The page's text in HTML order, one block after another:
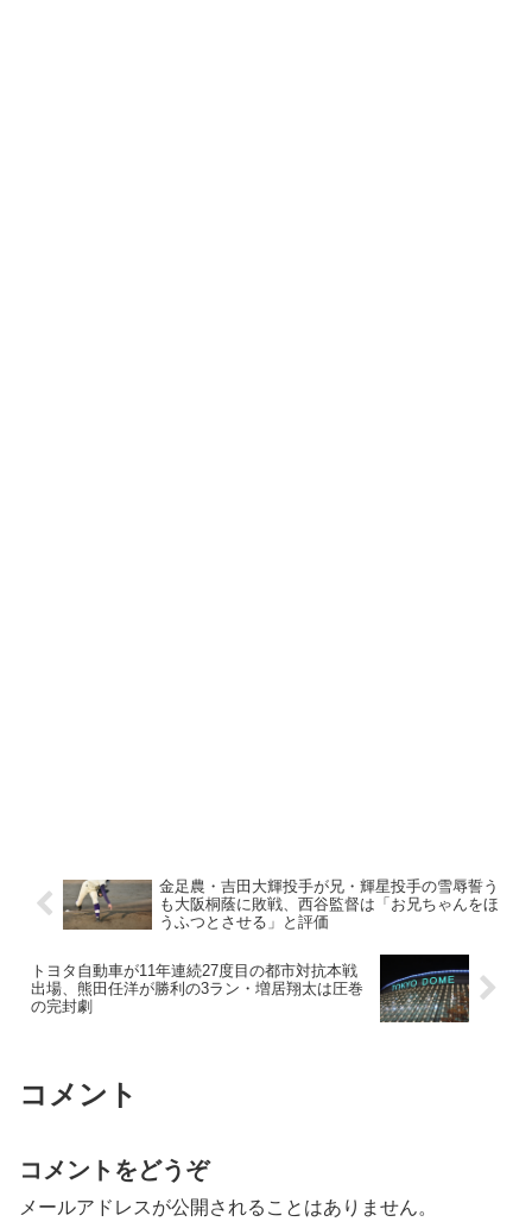
金足農・吉田大輝投手が兄・輝星投手の雪辱誓う
も大阪桐蔭に敗戦、西谷監督は「お兄ちゃんをほ
うふつとさせる」と評価
トヨタ自動車が11年連続27度目の都市対抗本戦
出場、熊田任洋が勝利の3ラン・増居翔太は圧巻
の完封劇
コメント
コメントをどうぞ
メールアドレスが公開されることはありません。